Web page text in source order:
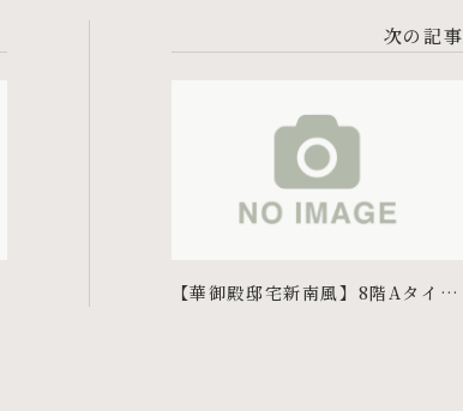
次の記事
【華御殿邸宅新南風】8階Aタイプ